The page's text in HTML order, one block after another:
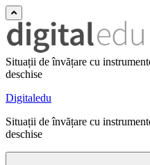
Situații de învățare cu
deschise
Digitaledu
Situații de învățare cu
deschise